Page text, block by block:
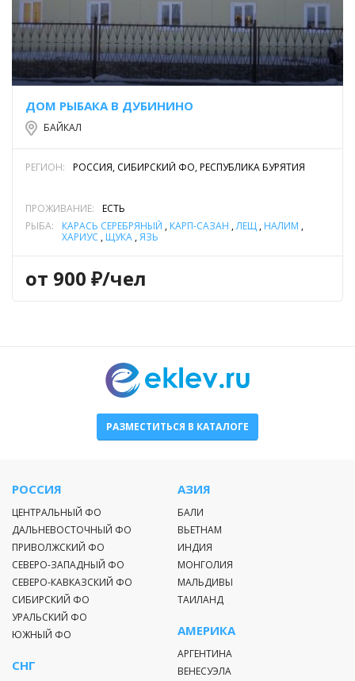
ДОМ РЫБАКА В ДУБИНИНО
БАЙКАЛ
РЕГИОН: РОССИЯ, СИБИРСКИЙ ФО, РЕСПУБЛИКА БУРЯТИЯ
ПРОЖИВАНИЕ:
ЕСТЬ
РЫБА:
КАРАСЬ СЕРЕБРЯНЫЙ , КАРП-САЗАН ,ЛЕЩ , НАЛИМ ,
ХАРИУС , ЩУКА ,ЯЗЬ
от 900 ₽/чел
РАЗМЕСТИТЬСЯ В КАТАЛОГЕ
РОССИЯ
ЦЕНТРАЛЬНЫЙ ФО
ДАЛЬНЕВОСТОЧНЫЙ ФО
ПРИВОЛЖСКИЙ ФО
СЕВЕРО-ЗАПАДНЫЙ ФО
СЕВЕРО-КАВКАЗСКИЙ ФО
СИБИРСКИЙ ФО
УРАЛЬСКИЙ ФО
ЮЖНЫЙ ФО
СНГ
АЗИЯ
БАЛИ
ВЬЕТНАМ
ИНДИЯ
МОНГОЛИЯ
МАЛЬДИВЫ
ТАИЛАНД
АМЕРИКА
АРГЕНТИНА
ВЕНЕСУЭЛА